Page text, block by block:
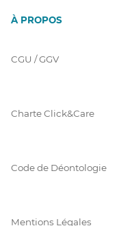
À PROPOS
CGU / GGV
Charte Click&Care
Code de Déontologie
Mentions Légales